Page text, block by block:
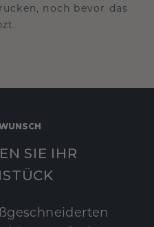
noch bevor das
SIE IHR